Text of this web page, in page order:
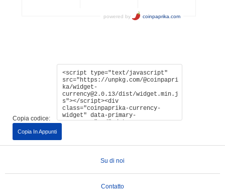
Copia codice:
Copia In Appunti
Su di noi
Contatto